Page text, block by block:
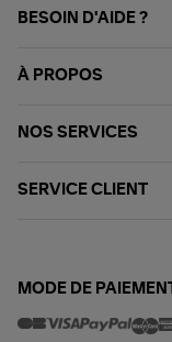
BESOIN D'AIDE ?
À PROPOS
NOS SERVICES
SERVICE CLIENT
MODE DE PAIEMENT